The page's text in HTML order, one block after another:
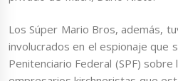
Los Súper Mario Bros, además,
involucrados en el espionaje que
Penitenciario Federal (SPF)